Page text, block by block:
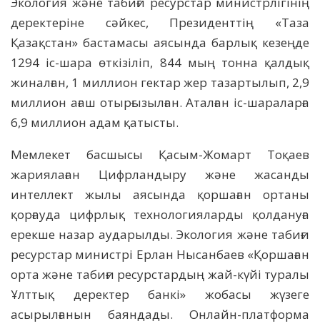
деректеріне сәйкес, Президенттің «Таза
Қазақстан» бастамасы аясында барлық кезеңде
1294 іс-шара өткізіліп, 844 мың тонна қалдық
жиналған, 1 миллион гектар жер тазартылып, 2,9
миллион ағаш отырғызылған. Аталған іс-шараларға
6,9 миллион адам қатысты.
Мемлекет басшысы Қасым-Жомарт Тоқаев
жариялаған Цифрландыру және жасанды
интеллект жылы аясында қоршаған ортаны
қорғауда цифрлық технологияларды қолдануға
ерекше назар аударылды. Экология және табиғи
ресурстар министрі Ерлан Нысанбаев «Қоршаған
орта және табиғи ресурстардың жай-күйі туралы
Ұлттық деректер банкі» жобасы жүзеге
асырылғанын баяндады. Онлайн-платформа